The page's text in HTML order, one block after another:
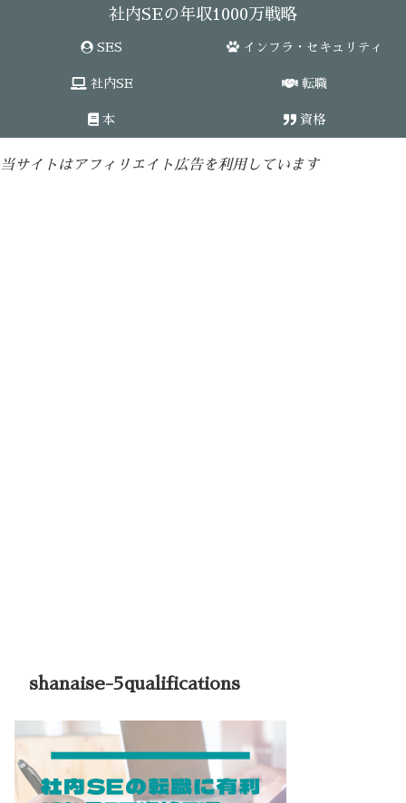
社内SEの年収1000万戦略
SES インフラ・セキュリティ
社内SE 転職
本 資格
当サイトはアフィリエイト広告を利用しています
shanaise-5qualifications